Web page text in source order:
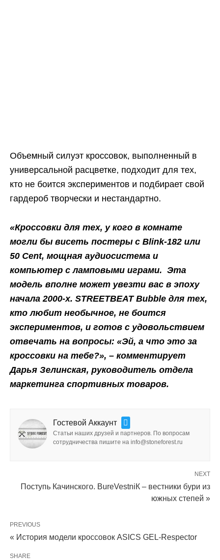
Объемный силуэт кроссовок, выполненный в
универсальной расцветке, подходит для тех,
кто не боится экспериментов и подбирает свой
гардероб творчески и нестандартно.
«Кроссовки для тех, у кого в комнате
могли бы висеть постеры с Blink-182 или
50 Cent, мощная аудиосистема и
компьютер с ламповыми играми. Эта
модель вполне может увезти вас в эпоху
начала 2000-х. STREETBEAT Bubble для тех,
кто любит необычное, не боится
экспериментов, и готов с удовольствием
отвечать на вопросы: «Эй, а что это за
кроссовки на тебе?», – комментирует
Дарья Зелинская, руководитель отдела
маркетинга спортивных товаров.
Гостевой Аккаунт
Статьи наших друзей и партнеров. По вопросам
сотрудничества пишите на info@stoneforest.ru
NEXT
Поступь Качинского. BureVestniК – вестники бури из
южных степей »
PREVIOUS
« История модели кроссовок ASICS GEL-Respector
SHARE